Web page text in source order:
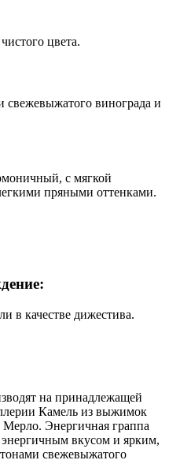
цвета.
винограда и
с мягкой
пряными оттенками.
в качестве дижестива.
на принадлежащей
Камель из выжимок
Энергичная граппа
вкусом и ярким,
свежевыжатого